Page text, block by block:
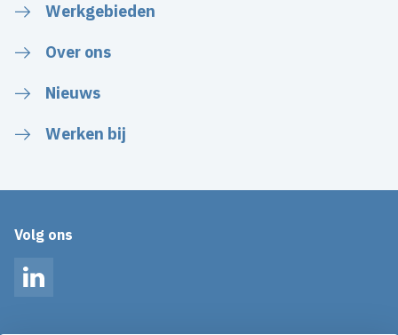
Werkgebieden
Over ons
Nieuws
Werken bij
Volg ons
LinkedIn